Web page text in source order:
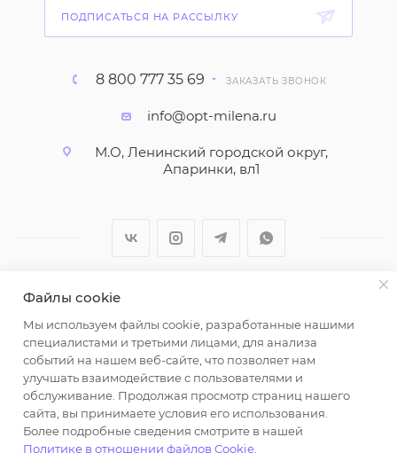
ПОДПИСАТЬСЯ НА РАССЫЛКУ
8 800 777 35 69 ЗАКАЗАТЬ ЗВОНОК
info@opt-milena.ru
М.О, Ленинский городской округ,
Апаринки, вл1
2026 © ООО "Вайт Текстиль групп"
Любая информация на сайте носит справочный
характер и не является публичной офертой
определяемой положениями пункта 2 статьи 437
Гражданского кодекса Российской Федерации.
Использование любых материалов, опубликованных
на https://opt-milena.ru, допустимо только при
Файлы cookie
Мы используем файлы cookie, разработанные нашими
специалистами и третьими лицами, для анализа
событий на нашем веб-сайте, что позволяет нам
улучшать взаимодействие с пользователями и
обслуживание. Продолжая просмотр страниц нашего
сайта, вы принимаете условия его использования.
Более подробные сведения смотрите в нашей
Политике в отношении файлов Cookie